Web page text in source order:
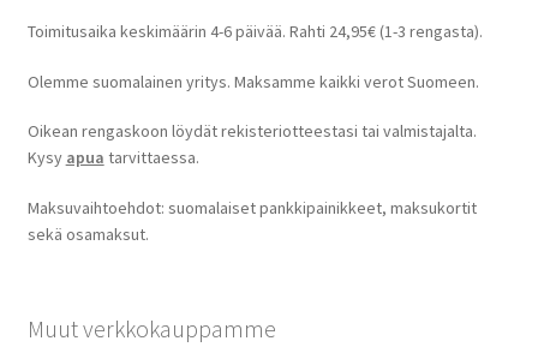
Toimitusaika keskimäärin 4-6 päivää. Rahti 24,95€ (1-3 rengasta).
Olemme suomalainen yritys. Maksamme kaikki verot Suomeen.
Oikean rengaskoon löydät rekisteriotteestasi tai valmistajalta.
Kysy apua tarvittaessa.
Maksuvaihtoehdot: suomalaiset pankkipainikkeet, maksukortit
sekä osamaksut.
Muut verkkokauppamme